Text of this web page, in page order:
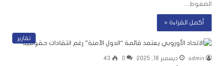
الضغوط…
أكمل القراءة »
تقارير
admin ديسمبر 18, 2025 0
43